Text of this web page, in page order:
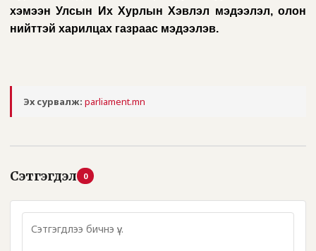
хэмээн Улсын Их Хурлын Хэвлэл мэдээлэл, олон
нийттэй харилцах газраас мэдээлэв.
Эх сурвалж: parliament.mn
Сэтгэгдэл 0